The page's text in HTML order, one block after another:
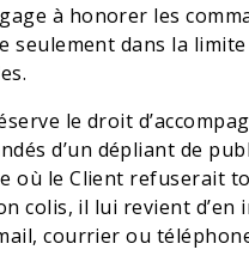
à honorer les
seulement dans la limite
le droit
d’un dépliant de
où le Client refuserait
colis, il lui revient d’en
courrier ou